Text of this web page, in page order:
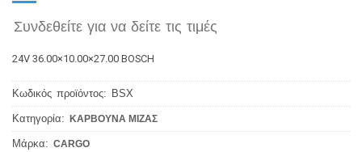
Συνδεθείτε για να δείτε τις τιμές
24V 36.00×10.00×27.00 BOSCH
Κωδικός προϊόντος: BSX
Κατηγορία: ΚΑΡΒΟΥΝΑ ΜΙΖΑΣ
Μάρκα: CARGO